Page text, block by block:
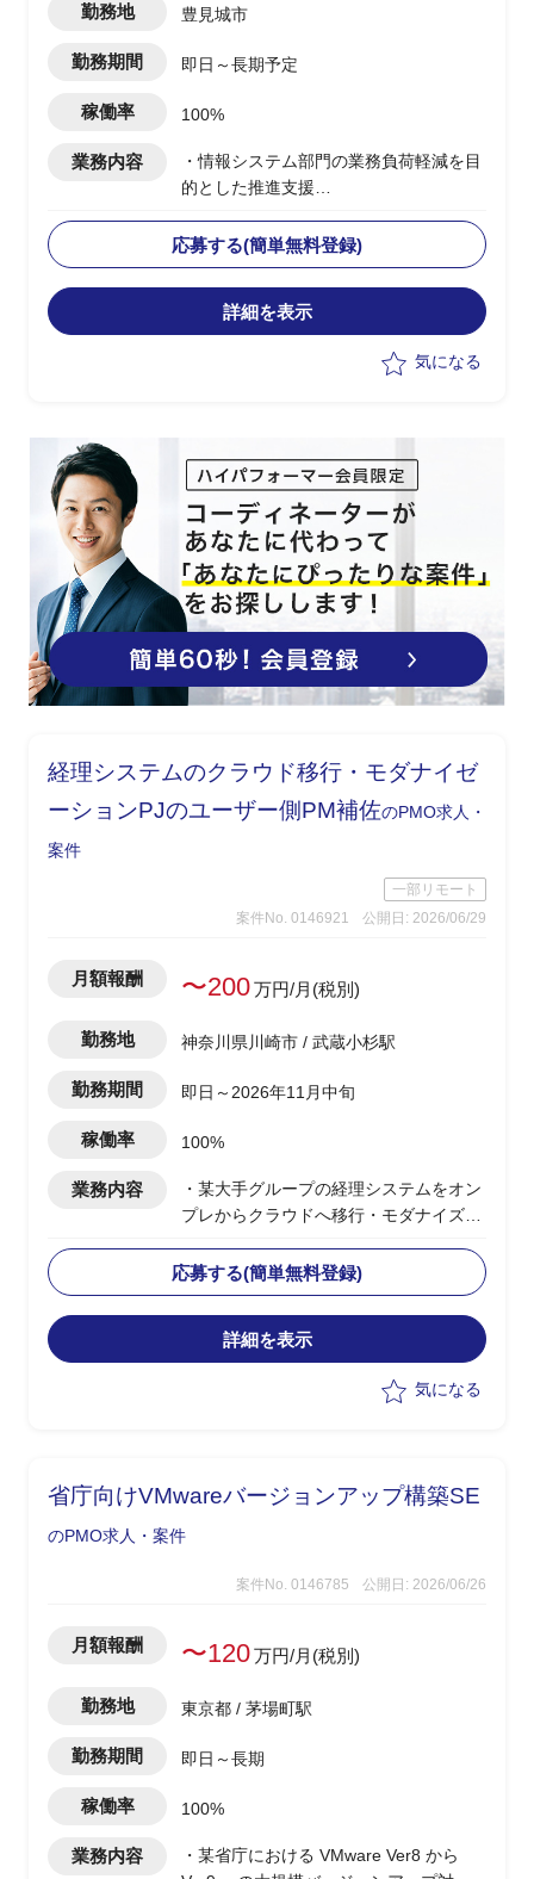
勤務地 豊見城市
勤務期間 即日～長期予定
稼働率 100%
業務内容
・情報システム部門の業務負荷軽減を目
的とした推進支援
務を実施予定
-提案書・報告書等のドキュメント作成
※将来的にセキュリティ運用(SOC推進)
の一部対応も想定
応募する(簡単無料登録)
詳細を表示
気になる
経理システムのクラウド移行・モダナイゼ
ーションPJのユーザー側PM補佐のPMO求人・
案件
一部リモート
案件No. 0146921
公開日: 2026/06/29
月額報酬 〜200万円/月(税別)
勤務地 神奈川県川崎市 / 武蔵小杉駅
勤務期間 即日～2026年11月中旬
稼働率 100%
業務内容
・某大手グループの経理システムをオン
プレからクラウドへ移行・モダナイズす
PM役割を補強
・PJ全体のQCD管理、課題・リスク管
理、会議体運営、各チーム間調整を主体
的に推進することを期待
準備、9月〜10月はUAT・総合テスト・
・PMO管理情報をもとにPJ全体の進
捗・課題・リスクをコントロール、推進
ティ向け資料の作成支援、リリース判定
ど複数チーム横断の管理支援
応募する(簡単無料登録)
詳細を表示
気になる
省庁向けVMwareバージョンアップ構築SE
のPMO求人・案件
案件No. 0146785 公開日: 2026/06/26
月額報酬 〜120万円/月(税別)
勤務地 東京都 / 茅場町駅
勤務期間 即日～長期
稼働率 100%
業務内容
・某省庁における VMware Ver8 から